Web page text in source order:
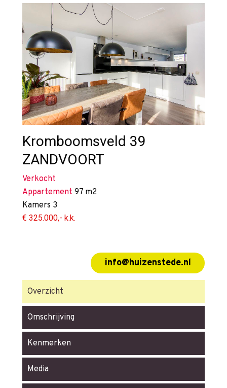
Kromboomsveld 39
ZANDVOORT
Verkocht
Appartement 97 m2
Kamers 3
€ 325.000,- k.k.
info@huizenstede.nl
Overzicht
Omschrijving
Kenmerken
Media